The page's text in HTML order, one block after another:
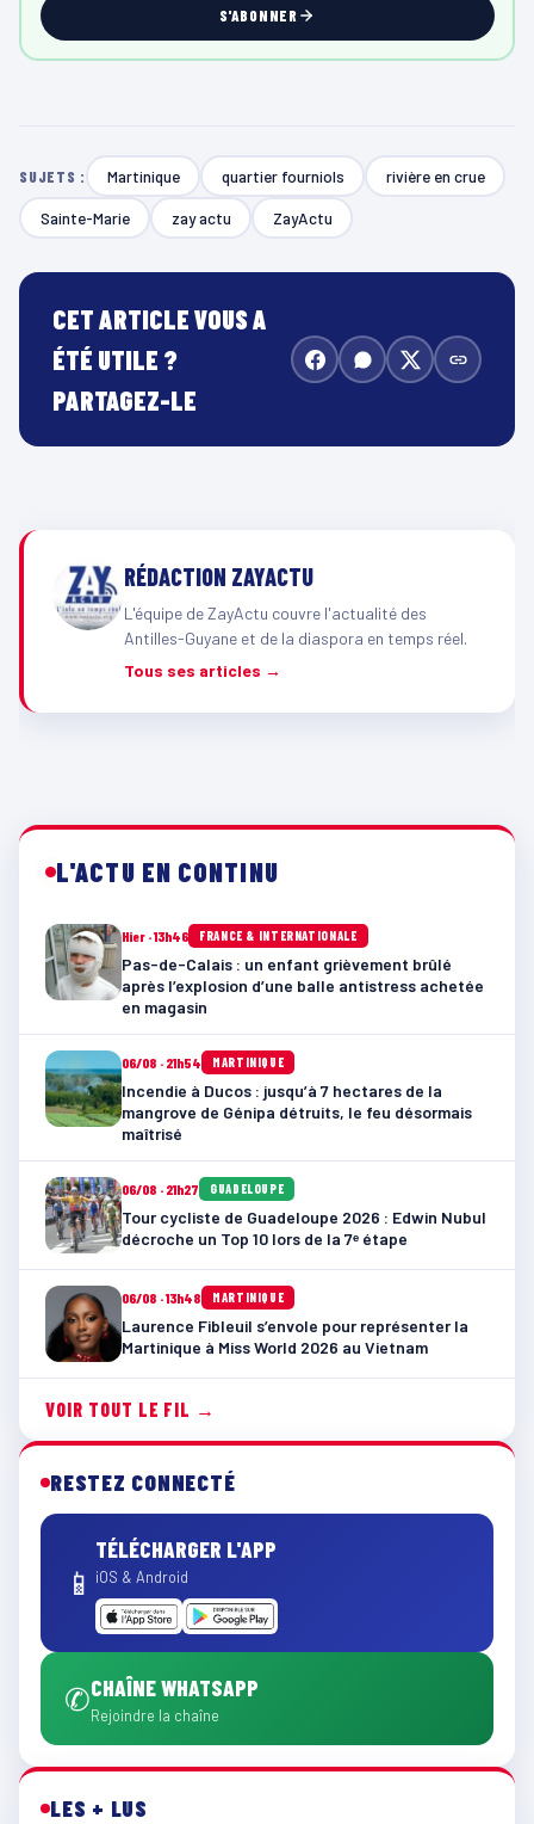
S'ABONNER
SUJETS : Martinique quartier fourniols rivière en crue
Sainte-Marie zay actu ZayActu
CET ARTICLE VOUS A
ÉTÉ UTILE ?
PARTAGEZ-LE
RÉDACTION ZAYACTU
L'équipe de ZayActu couvre l'actualité des
Antilles-Guyane et de la diaspora en temps réel.
Tous ses articles →
L'ACTU EN CONTINU
Hier · 13h46 FRANCE & INTERNATIONALE
Pas-de-Calais : un enfant grièvement brûlé
après l’explosion d’une balle antistress achetée
en magasin
06/08 · 21h54 MARTINIQUE
Incendie à Ducos : jusqu’à 7 hectares de la
mangrove de Génipa détruits, le feu désormais
maîtrisé
06/08 · 21h27 GUADELOUPE
Tour cycliste de Guadeloupe 2026 : Edwin Nubul
décroche un Top 10 lors de la 7ᵉ étape
06/08 · 13h48 MARTINIQUE
Laurence Fibleuil s’envole pour représenter la
Martinique à Miss World 2026 au Vietnam
VOIR TOUT LE FIL →
RESTEZ CONNECTÉ
📱
TÉLÉCHARGER L'APP
iOS & Android
✆CHAÎNE WHATSAPP
Rejoindre la chaîne
LES + LUS